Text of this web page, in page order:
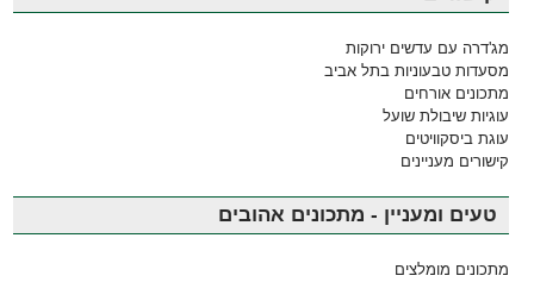
מג'דרה עם עדשים ירוקות
מסעדות טבעוניות בתל אביב
מתכונים אורחים
עוגיות שיבולת שועל
עוגת ביסקוויטים
קישורים מעניינים
טעים ומעניין - מתכונים אהובים
מתכונים מומלצים